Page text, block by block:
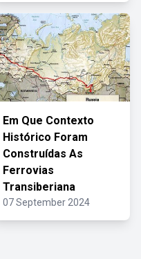
Em Que Contexto
Histórico Foram
Construídas As
Ferrovias
Transiberiana
07 September 2024